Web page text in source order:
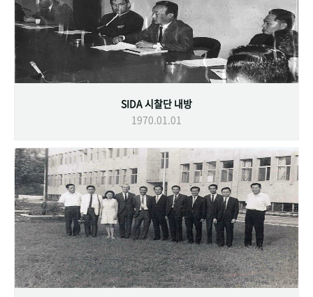
SIDA 시찰단 내방
1970.01.01